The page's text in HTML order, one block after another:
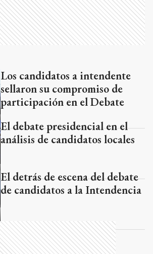
Los candidatos a intendente
sellaron su compromiso de
participación en el Debate
El debate presidencial en el
análisis de candidatos locales
El detrás de escena del debate
de candidatos a la Intendencia